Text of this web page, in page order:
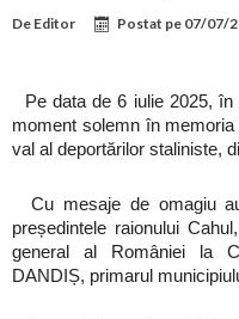
De Editor Postat pe 07/07/
Pe data de 6 iulie 2025,
moment solemn în
val al deportărilor staliniste,
Cu mesaje de omagiu
președintele raionului
general al României la
DANDIȘ, primarul